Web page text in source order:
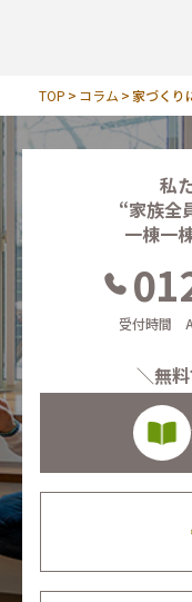
TOP コラム 家づくり
私
“家族全
一棟一
受付時間
＼無